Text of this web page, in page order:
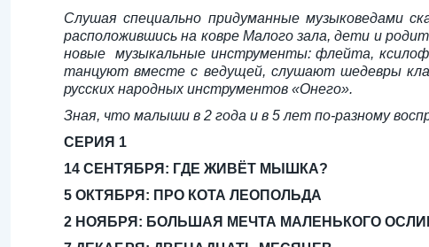
Слушая специально придуманные музыковедами
расположившись на ковре Малого зала, дети и
новые музыкальные инструменты: флейта,
танцуют вместе с ведущей, слушают шедевры
русских народных инструментов «Онего».
Зная, что малыши в 2 года и в 5 лет по-разному
СЕРИЯ 1
14 СЕНТЯБРЯ: ГДЕ ЖИВЁТ МЫШКА?
5 ОКТЯБРЯ: ПРО КОТА ЛЕОПОЛЬДА
2 НОЯБРЯ: БОЛЬШАЯ МЕЧТА МАЛЕНЬКОГО